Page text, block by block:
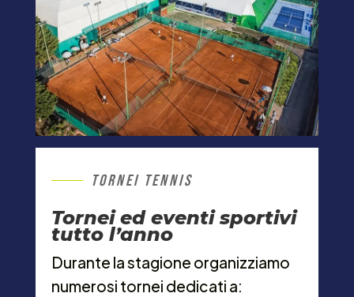
TORNEI TENNIS
Tornei ed eventi sportivi
tutto l’anno
Durante la stagione organizziamo
numerosi tornei dedicati a: